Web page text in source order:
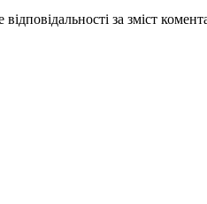
за зміст